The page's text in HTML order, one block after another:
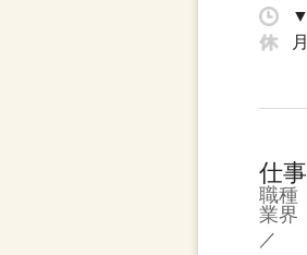
仕
職種
業界
／